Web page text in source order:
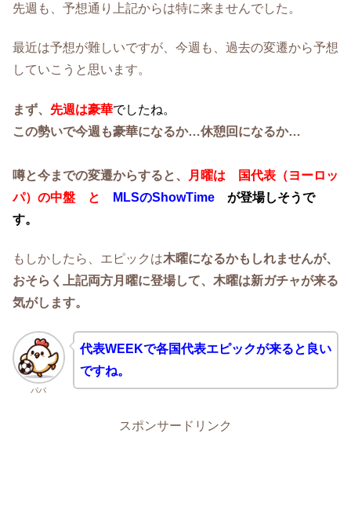
先週も、予想通り上記からは特に来ませんでした。
最近は予想が難しいですが、今週も、過去の変遷から予想
していこうと思います。
まず、 先週は豪華でしたね。
この勢いで今週も豪華になるか…休憩回になるか…
噂と今までの変遷からすると、
月曜は 国代表（ヨーロッ
パ）の中盤 と
MLSのShowTime が登場しそうで
す。
もしかしたら、エピックは木曜になるかもしれませんが、
おそらく上記両方月曜に登場して、木曜は新ガチャが来る
気がします。
パパ
代表WEEKで各国代表エピックが来ると良い
ですね。
スポンサードリンク